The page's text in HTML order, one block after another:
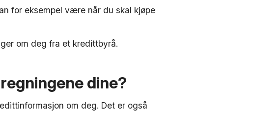
for eksempel være når du skal kjøpe
om deg fra et kredittbyrå.
dine?
om deg. Det er også